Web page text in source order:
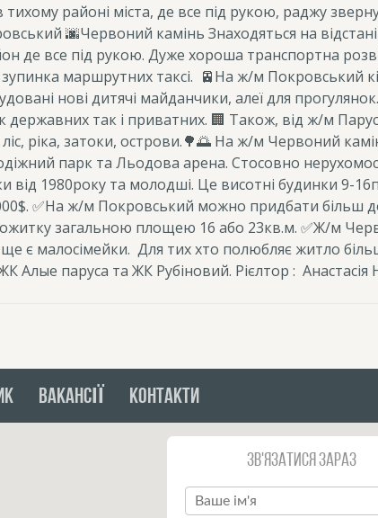
районі міста, де все під рукою, раджу
🌆Червоний камінь Знаходяться на
де все під рукою. Дуже хороша транспортна
маршрутних таксі. 🚈На ж/м Покровський
нові дитячі майданчики, алеї для
державних так і приватних. 🏢 Також, від ж/м Парус
ріка, затоки, острови.🌳🌅 На ж/м Червоний
парк та Льодова арена. Стосовно
1980року та молодші. Це висотні будинки 9-
✅На ж/м Покровський можно придбати більш
загальною площею 16 або 23кв.м. ✅Ж/м
є малосімейки. Для тих хто полюбляє житло
Алые паруса та ЖК Рубіновий. Рієлтор :
ВАКАНСІЇ КОНТАКТИ
Зв'язатися зараз